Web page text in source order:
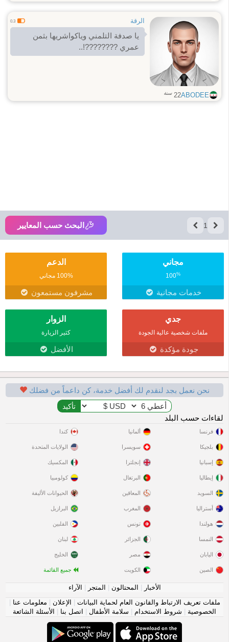
الرقة 0.3
يا صدفة التلمني وياكواشريها بثمن
عمري ????????!..
ABODEE
22 سنة
1 البحث حسب المعايير
مجاني
100%
خدمات مجانية
الدعم
100% مجاني
مشرفون مستمعون
جدي
ملفات شخصية عالية الجودة
جودة مؤكدة
الزوار
كثير الزيارة
الأفضل
نحن نعمل بجد لنقدم لك أفضل خدمة، كن داعماً من فضلك
لقاءات حسب البلد
فرنسا
بلجيكا
إسبانيا
إيطاليا
السويد
ألمانيا
سويسرا
إنجلترا
البرتغال
المعاقين
كندا
الولايات المتحدة
المكسيك
كولومبيا
الحيوانات الأليفة
أستراليا
هولندا
النمسا
اليابان
الصين
المغرب
تونس
الجزائر
مصر
الكويت
البرازيل
الفلبين
لبنان
الخليج
جميع القائمة
الأخبار المحتالون المتجر
الآراء
ملفات تعريف الارتباط والقانون العام لحماية البيانات
الإعلان معلومات عنا
الخصوصية
شروط الاستخدام سلامة الأطفال اتصل بنا الأسئلة الشائعة